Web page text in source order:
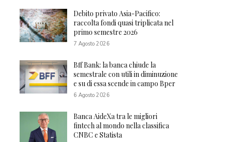
Debito privato Asia-Pacifico:
raccolta fondi quasi triplicata nel
primo semestre 2026
7 Agosto 2026
Bff Bank: la banca chiude la
semestrale con utili in diminuzione
e su di essa scende in campo Bper
6 Agosto 2026
Banca AideXa tra le migliori
fintech al mondo nella classifica
CNBC e Statista